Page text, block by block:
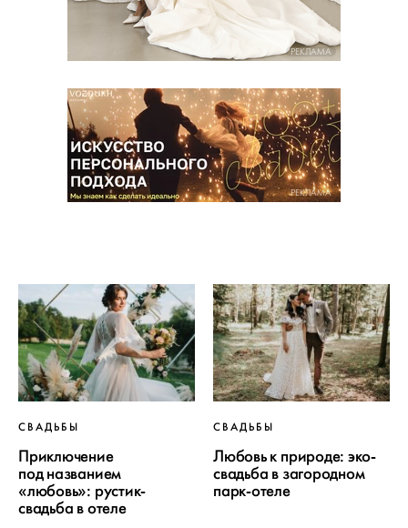
РЕКЛАМА
РЕКЛАМА
СВАДЬБЫ
Приключение
под названием
«любовь»: рустик-
свадьба в отеле
СВАДЬБЫ
Любовь к природе: эко-
свадьба в загородном
парк-отеле